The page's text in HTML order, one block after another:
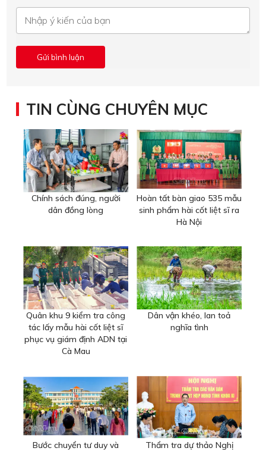
TIN CÙNG CHUYÊN MỤC
Chính sách đúng, người
dân đồng lòng
Hoàn tất bàn giao 535 mẫu
sinh phẩm hài cốt liệt sĩ ra
Hà Nội
Quân khu 9 kiểm tra công
tác lấy mẫu hài cốt liệt sĩ
phục vụ giám định ADN tại
Cà Mau
Dân vận khéo, lan toả
nghĩa tình
Bước chuyển tư duy và
Thẩm tra dự thảo Nghị